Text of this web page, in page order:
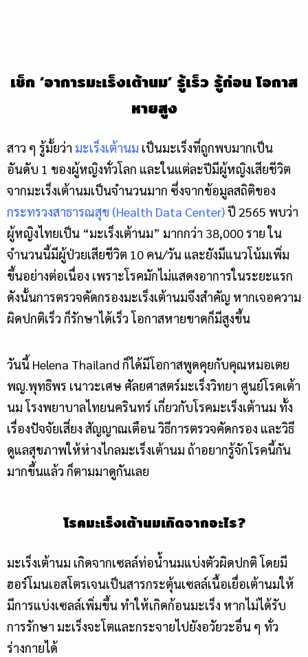
เช็ก ‘อาการมะเร็งเต้านม’ รู้เร็ว รู้ก่อน โอกาส
หายสูง
สาว ๆ รู้มั้ยว่า มะเร็งเต้านม เป็นมะเร็งที่ถูกพบมากเป็น
อันดับ 1 ของผู้หญิงทั่วโลก และในแต่ละปีมีผู้หญิงเสียชีวิต
จากมะเร็งเต้านมเป็นจำนวนมาก ซึ่งจากข้อมูลสถิติของ
กระทรวงสาธารณสุข (Health Data Center)ปี 2565 พบว่า
ผู้หญิงไทยเป็น “มะเร็งเต้านม” มากกว่า 38,000 ราย ใน
จำนวนนี้มีผู้ป่วยเสียชีวิต 10 คน/วัน และยังมีแนวโน้มเพิ่ม
ขึ้นอย่างต่อเนื่อง เพราะโรคมักไม่แสดงอาการในระยะแรก
ดังนั้นการตรวจคัดกรองมะเร็งเต้านมจึงสำคัญ หากเจอความ
ผิดปกติเร็ว ก็รักษาได้เร็ว โอกาสหายขาดก็มีสูงขึ้น
วันนี้ Helena Thailand ก็ได้มีโอกาสพูดคุยกับคุณหมอเตย
พญ.พุทธิพร เนาวะเศษ ศัลยศาสตร์มะเร็งวิทยา ศูนย์โรคเต้า
นม โรงพยาบาลไทยนครินทร์ เกี่ยวกับโรคมะเร็งเต้านม ทั้ง
เรื่องปัจจัยเสี่ยง สัญญาณเตือน วิธีการตรวจคัดกรอง และวิธี
ดูแลสุขภาพให้ห่างไกลมะเร็งเต้านม ถ้าอยากรู้จักโรคนี้กัน
มากขึ้นแล้ว ก็ตามมาดูกันเลย
โรคมะเร็งเต้านมเกิดจากอะไร?
มะเร็งเต้านม เกิดจากเซลล์ท่อน้ำนมแบ่งตัวผิดปกติ โดยมี
ฮอร์โมนเอสโตรเจนเป็นสารกระตุ้นเซลล์เนื้อเยื่อเต้านมให้
มีการแบ่งเซลล์เพิ่มขึ้น ทำให้เกิดก้อนมะเร็ง หากไม่ได้รับ
การรักษา มะเร็งจะโตและกระจายไปยังอวัยวะอื่น ๆ ทั่ว
ร่างกายได้